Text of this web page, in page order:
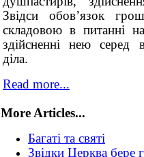
Звідси обов’язок
складовою в питанні
здійсненні нею серед
діла.
Read more...
More Articles...
Багаті та святі
Звідки Церква бере